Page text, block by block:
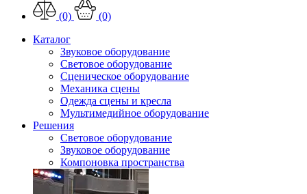
(0)
(0)
Каталог
Звуковое оборудование
Световое оборудование
Сценическое оборудование
Механика сцены
Одежда сцены и кресла
Мультимедийное оборудование
Решения
Световое оборудование
Звуковое оборудование
Компоновка пространства